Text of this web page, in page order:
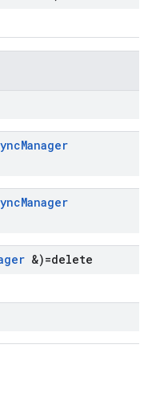
Manager
Manager
&)=delete